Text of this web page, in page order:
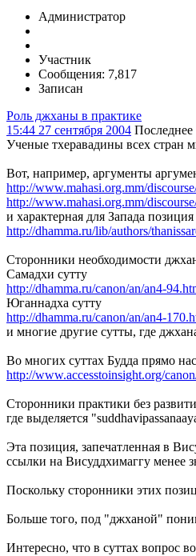
Администратор
Участник
Сообщения: 7,817
Записан
Роль джханы в практике
15:44 27 сентября 2004 Последнее
Ученые тхеравадины всех стран
Вот, например, аргументы
http://www.mahasi.org.mm/
http://www.mahasi.org.mm/
и характерная для Запада
http://dhamma.ru/lib/authors/
Сторонники необходимости
Самадхи сутту
http://dhamma.ru/canon/an/an4-
Юганнадха сутту
http://dhamma.ru/canon/an/an4-
и многие другие сутты, где
Во многих суттах Будда прямо
http://www.accesstoinsight.org/
Сторонники практики без
где выделяется
Эта позиция, запечатленная в
ссылки на Висуддхимаггу менее
Поскольку сторонники этих
Больше того, под "джханой"
Интересно, что в суттах вопрос